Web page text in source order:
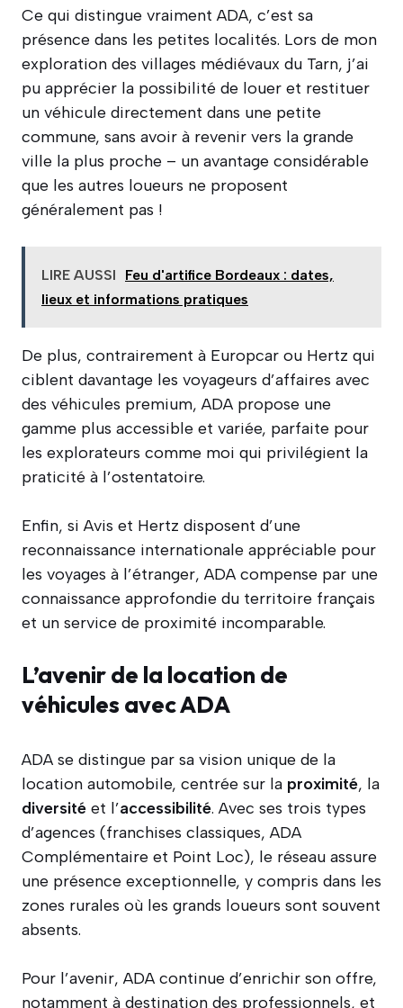
Ce qui distingue vraiment ADA, c’est sa
présence dans les petites localités. Lors de mon
exploration des villages médiévaux du Tarn, j’ai
pu apprécier la possibilité de louer et restituer
un véhicule directement dans une petite
commune, sans avoir à revenir vers la grande
ville la plus proche – un avantage considérable
que les autres loueurs ne proposent
généralement pas !
LIRE AUSSI
Feu d'artifice Bordeaux : dates,
lieux et informations pratiques
De plus, contrairement à Europcar ou Hertz qui
ciblent davantage les voyageurs d’affaires avec
des véhicules premium, ADA propose une
gamme plus accessible et variée, parfaite pour
les explorateurs comme moi qui privilégient la
praticité à l’ostentatoire.
Enfin, si Avis et Hertz disposent d’une
reconnaissance internationale appréciable pour
les voyages à l’étranger, ADA compense par une
connaissance approfondie du territoire français
et un service de proximité incomparable.
L’avenir de la location de
véhicules avec ADA
ADA se distingue par sa vision unique de la
location automobile, centrée sur la proximité, la
diversité et l’accessibilité. Avec ses trois types
d’agences (franchises classiques, ADA
Complémentaire et Point Loc), le réseau assure
une présence exceptionnelle, y compris dans les
zones rurales où les grands loueurs sont souvent
absents.
Pour l’avenir, ADA continue d’enrichir son offre,
notamment à destination des professionnels, et